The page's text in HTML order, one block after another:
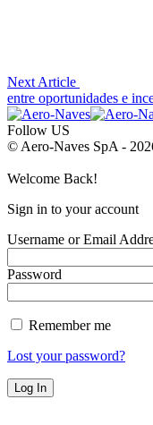
Next Article
entre oportunidades e
Follow US
© Aero-Naves SpA -
Welcome Back!
Sign in to your account
Username or Email
Password
Remember me
Lost your password?